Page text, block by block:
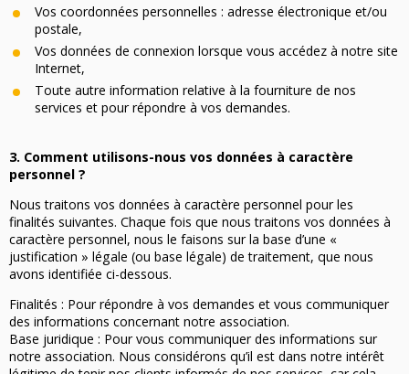
Vos coordonnées personnelles : adresse électronique et/ou
postale,
Vos données de connexion lorsque vous accédez à notre site
Internet,
Toute autre information relative à la fourniture de nos
services et pour répondre à vos demandes.
3. Comment utilisons-nous vos données à caractère
personnel ?
Nous traitons vos données à caractère personnel pour les
finalités suivantes. Chaque fois que nous traitons vos données à
caractère personnel, nous le faisons sur la base d’une «
justification » légale (ou base légale) de traitement, que nous
avons identifiée ci-dessous.
Finalités : Pour répondre à vos demandes et vous communiquer
des informations concernant notre association.
Base juridique : Pour vous communiquer des informations sur
notre association. Nous considérons qu’il est dans notre intérêt